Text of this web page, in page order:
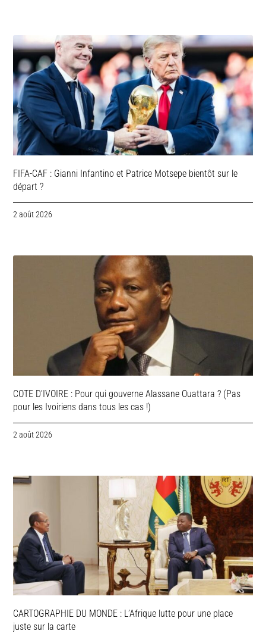
FIFA-CAF : Gianni Infantino et Patrice Motsepe bientôt sur le
départ ?
2 août 2026
COTE D’IVOIRE : Pour qui gouverne Alassane Ouattara ? (Pas
pour les Ivoiriens dans tous les cas !)
2 août 2026
CARTOGRAPHIE DU MONDE : L’Afrique lutte pour une place
juste sur la carte